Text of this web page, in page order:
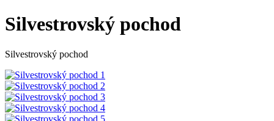
Silvestrovský pochod
Silvestrovský pochod